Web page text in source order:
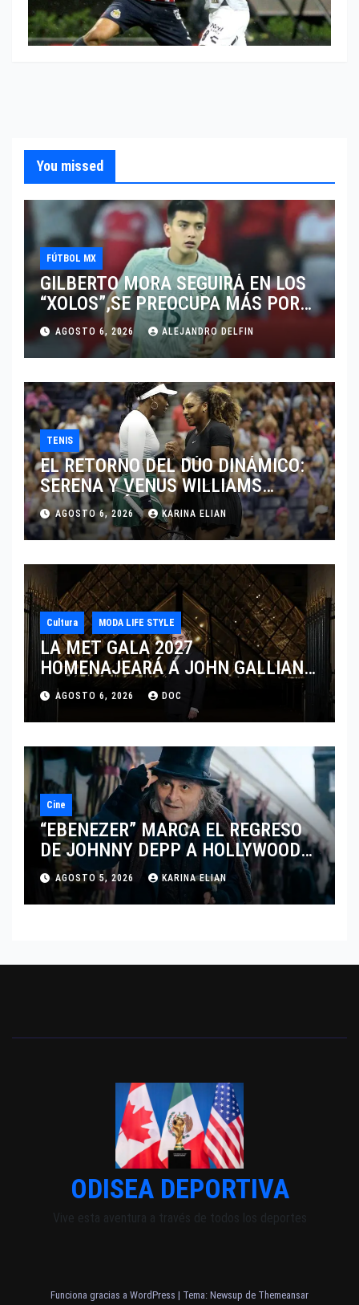
You missed
FÚTBOL MX
GILBERTO MORA SEGUIRÁ EN LOS
“XOLOS”,SE PREOCUPA MÁS POR
JUGAR EN SU EQUIPO.
AGOSTO 6, 2026 ALEJANDRO DELFIN
TENIS
EL RETORNO DEL DÚO DINÁMICO:
SERENA Y VENUS WILLIAMS
DISPUTARÁN LOS DOBLES EN
CINCINNATI 2026
AGOSTO 6, 2026 KARINA ELIAN
Cultura MODA LIFE STYLE
LA MET GALA 2027
HOMENAJEARÁ A JOHN GALLIANO
MARCANDO EL REGRESO DEL REY
DEL DRAMATISMO
AGOSTO 6, 2026 DOC
Cine
“EBENEZER” MARCA EL REGRESO
DE JOHNNY DEPP A HOLLYWOOD
TRAS SU PASO POR EL CINE
INDEPENDIENTE EUROPEO
AGOSTO 5, 2026 KARINA ELIAN
ODISEA DEPORTIVA
Vive esta aventura a través de todos los deportes
Funciona gracias a WordPress | Tema: Newsup de Themeansar